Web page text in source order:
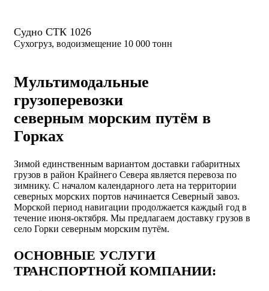
Судно СТК 1026
Сухогруз, водоизмещение 10 000 тонн
Мультимодальные
грузоперевозки
северным морским путём в
Горках
Зимой единственным вариантом доставки габаритных
грузов в район Крайнего Севера является перевоза по
зимнику. С началом календарного лета на территории
северных морских портов начинается Северный завоз.
Морской период навигации продолжается каждый год в
течение июня-октября. Мы предлагаем доставку грузов в
село Горки северным морским путём.
ОСНОВНЫЕ УСЛУГИ
ТРАНСПОРТНОЙ КОМПАНИИ: